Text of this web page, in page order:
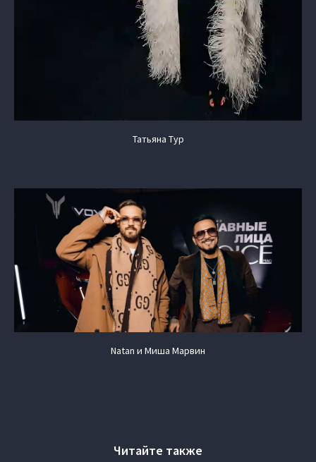
Татьяна Тур
Natan и Миша Марвин
Читайте также